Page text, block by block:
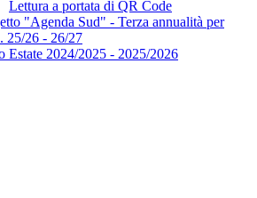
Lettura a portata di QR Code
"Agenda Sud" - Terza annualità per
25/26 - 26/27
Estate 2024/2025 - 2025/2026